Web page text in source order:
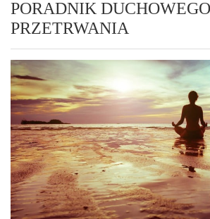
PORADNIK DUCHOWEGO
PRZETRWANIA